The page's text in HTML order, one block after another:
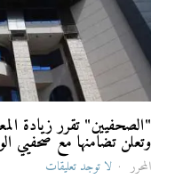
"الصحفيين" تقرر زيادة
وتعلن تضامنها مع صحفيي
المحرر لا توجد تعليقات